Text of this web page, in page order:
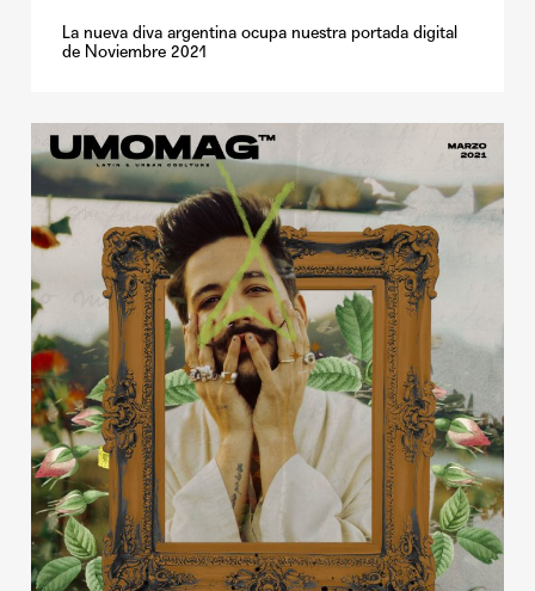
La nueva diva argentina ocupa nuestra portada digital
de Noviembre 2021